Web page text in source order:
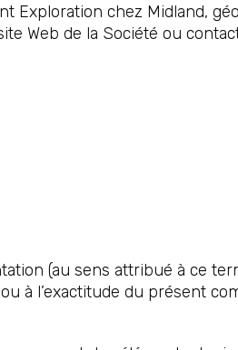
Exploration chez Midland,
Web de la Société ou
(au sens attribué à ce
à l’exactitude du présent